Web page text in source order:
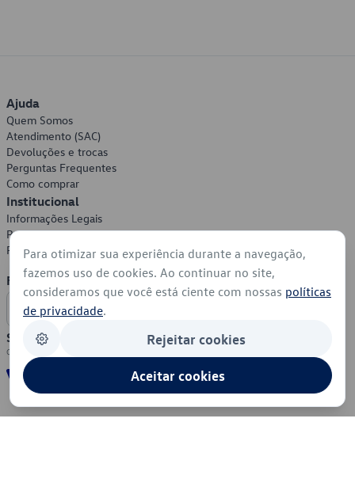
Ajuda
Quem Somos
Atendimento (SAC)
Devoluções e trocas
Perguntas Frequentes
Como comprar
Institucional
Informações Legais
Política de Privacidade
Política de Cookies
Formas de Pagamento
Segurança
Para otimizar sua experiência durante a navegação,
fazemos uso de cookies. Ao continuar no site,
consideramos que você está ciente com nossas políticas
de privacidade.
Rejeitar cookies
Aceitar cookies